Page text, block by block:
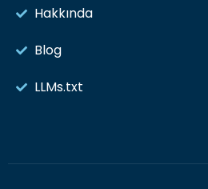
Hakkında
Blog
LLMs.txt